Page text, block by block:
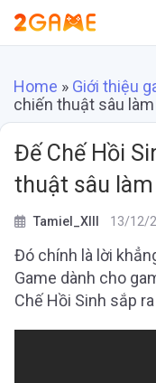
Home » Giới thiệu
chiến thuật sâu
Đế Chế Hồi
thuật sâu
Tamiel_XIII 13/12/
Đó chính là lời
Game dành cho
Chế Hồi Sinh sắp